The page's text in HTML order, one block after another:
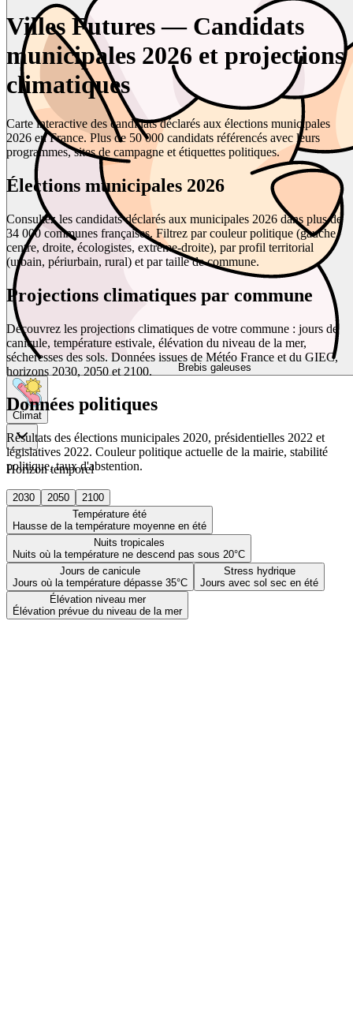
Brebis galeuses
Climat
Horizon temporel
2030 2050
2100
Température été
Hausse de la température moyenne en été
Nuits tropicales
Nuits où la température ne descend pas sous 20°C
Jours de canicule
Jours où la température dépasse 35°C
Stress hydrique
Jours avec sol sec en été
Élévation niveau mer
Élévation prévue du niveau de la mer
Villes Futures — Candidats
municipales 2026 et projections
climatiques
Carte interactive des candidats déclarés aux élections municipales
2026 en France. Plus de 50 000 candidats référencés avec leurs
programmes, sites de campagne et étiquettes politiques.
Élections municipales 2026
Consultez les candidats déclarés aux municipales 2026 dans plus de
34 000 communes françaises. Filtrez par couleur politique (gauche,
centre, droite, écologistes, extrême-droite), par profil territorial
(urbain, périurbain, rural) et par taille de commune.
Projections climatiques par commune
Découvrez les projections climatiques de votre commune : jours de
canicule, température estivale, élévation du niveau de la mer,
sécheresses des sols. Données issues de Météo France et du GIEC,
horizons 2030, 2050 et 2100.
Données politiques
Résultats des élections municipales 2020, présidentielles 2022 et
législatives 2022. Couleur politique actuelle de la mairie, stabilité
politique, taux d'abstention.